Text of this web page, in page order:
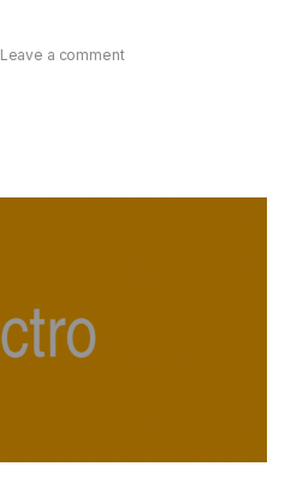
Leave a comment